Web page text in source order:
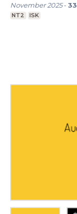
November 2025-33
NT2 ISK